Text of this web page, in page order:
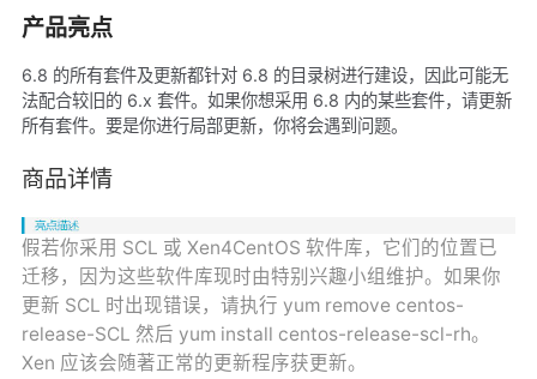
产品亮点
6.8 的所有套件及更新都针对 6.8 的目录树进行建设，因此可能无
法配合较旧的 6.x 套件。如果你想采用 6.8 内的某些套件，请更新
所有套件。要是你进行局部更新，你将会遇到问题。
商品详情
假若你采用 SCL 或 Xen4CentOS 软件库，它们的位置已
迁移，因为这些软件库现时由特别兴趣小组维护。如果你
更新 SCL 时出现错误，请执行 yum remove centos-
release-SCL 然后 yum install centos-release-scl-rh。
Xen 应该会随著正常的更新程序获更新。